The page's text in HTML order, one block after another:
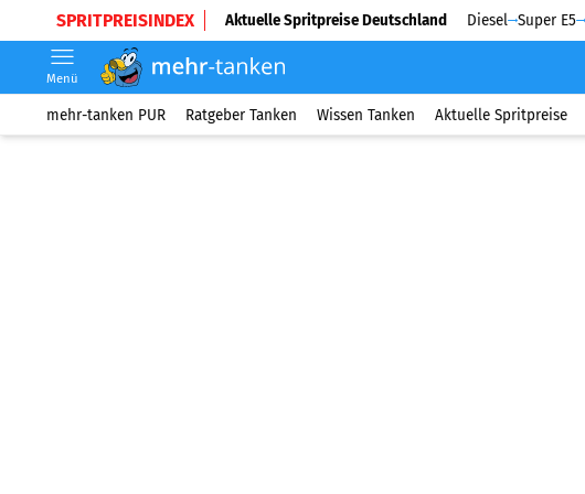
SPRITPREISINDEX Aktuelle Spritpreise Deutschland Diesel Super E5
Menü
mehr-tanken PUR Ratgeber Tanken Wissen Tanken Aktuelle Spritpreise